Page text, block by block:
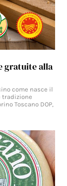
gratuite alla
come nasce il
tradizione
Toscano DOP,